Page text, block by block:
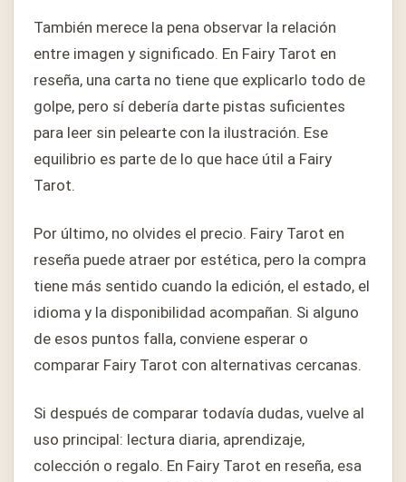
También merece la pena observar la relación
entre imagen y significado. En Fairy Tarot en
reseña, una carta no tiene que explicarlo todo de
golpe, pero sí debería darte pistas suficientes
para leer sin pelearte con la ilustración. Ese
equilibrio es parte de lo que hace útil a Fairy
Tarot.
Por último, no olvides el precio. Fairy Tarot en
reseña puede atraer por estética, pero la compra
tiene más sentido cuando la edición, el estado, el
idioma y la disponibilidad acompañan. Si alguno
de esos puntos falla, conviene esperar o
comparar Fairy Tarot con alternativas cercanas.
Si después de comparar todavía dudas, vuelve al
uso principal: lectura diaria, aprendizaje,
colección o regalo. En Fairy Tarot en reseña, esa